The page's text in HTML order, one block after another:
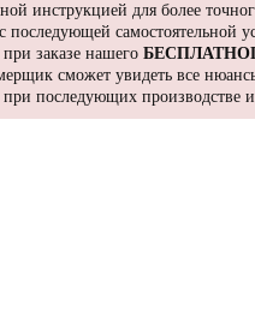
инструкцией для более
с последующей
заказе нашего
сможет увидеть все
при последующих производстве